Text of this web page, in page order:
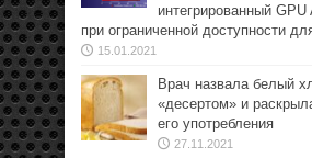
интегрированный GPU
при ограниченной доступности
15.01.2021
Врач назвала белый
«десертом» и
его употребления
27.11.2021